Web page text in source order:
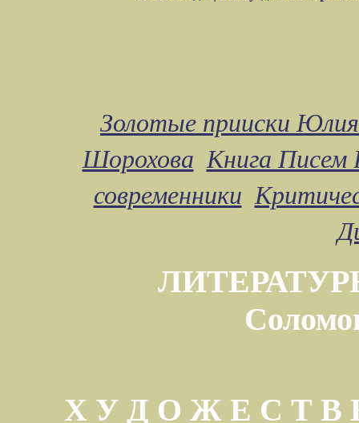
Золотые прииски
Шорохова Книга Писем
современники
Х У Д О Ж Е С Т